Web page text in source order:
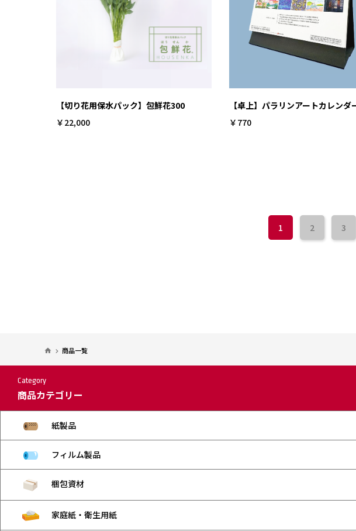
【切り花用保水パック】包鮮花300
￥22,000
【卓上】パラリンアートカレンダ
￥770
1 2 3
商品一覧
Category
商品カテゴリー
紙製品
フィルム製品
梱包資材
家庭紙・衛生用紙